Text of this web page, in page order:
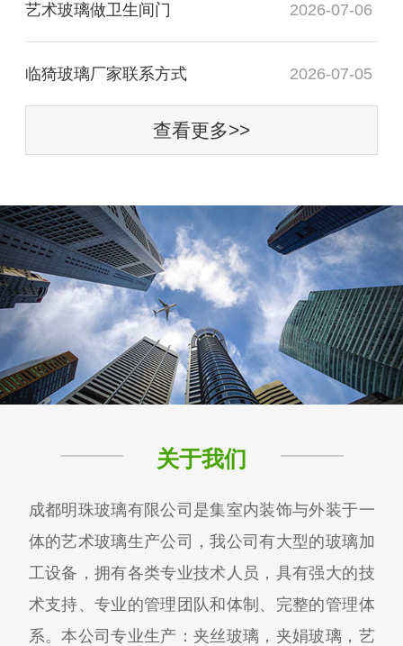
艺术玻璃做卫生间门 2026-07-06
临猗玻璃厂家联系方式 2026-07-05
查看更多>>
关于我们
成都明珠玻璃有限公司是集室内装饰与外装于一
体的艺术玻璃生产公司，我公司有大型的玻璃加
工设备，拥有各类专业技术人员，具有强大的技
术支持、专业的管理团队和体制、完整的管理体
系。本公司专业生产：夹丝玻璃，夹娟玻璃，艺